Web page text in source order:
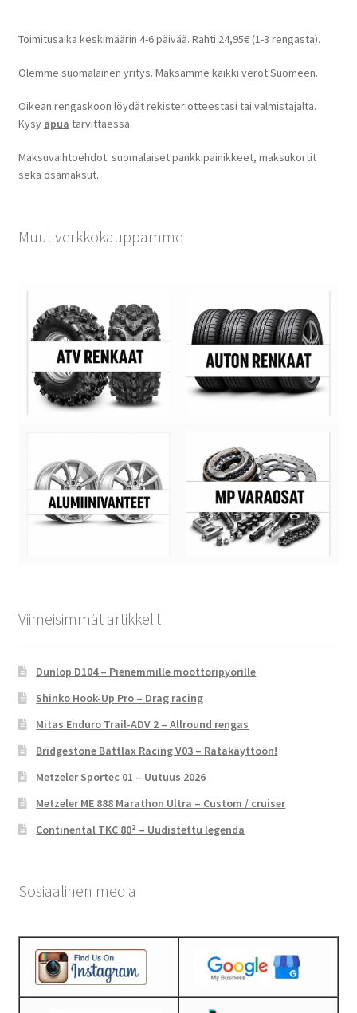
Toimitusaika keskimäärin 4-6 päivää. Rahti 24,95€ (1-3 rengasta).
Olemme suomalainen yritys. Maksamme kaikki verot Suomeen.
Oikean rengaskoon löydät rekisteriotteestasi tai valmistajalta.
Kysy apua tarvittaessa.
Maksuvaihtoehdot: suomalaiset pankkipainikkeet, maksukortit
sekä osamaksut.
Muut verkkokauppamme
Viimeisimmät artikkelit
Dunlop D104 – Pienemmille moottoripyörille
Shinko Hook-Up Pro – Drag racing
Mitas Enduro Trail-ADV 2 – Allround rengas
Bridgestone Battlax Racing V03 – Ratakäyttöön!
Metzeler Sportec 01 – Uutuus 2026
Metzeler ME 888 Marathon Ultra – Custom / cruiser
Continental TKC 80² – Uudistettu legenda
Sosiaalinen media